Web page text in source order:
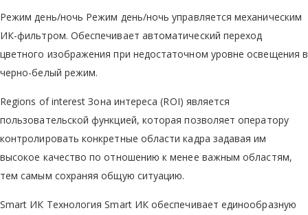
Режим день/ночь Режим день/ночь управляется механическим
ИК-фильтром. Обеспечивает автоматический переход
цветного изображения при недостаточном уровне освещения в
черно-белый режим.
Regions of interest Зона интереса (ROI) является
пользовательской функцией, которая позволяет оператору
контролировать конкретные области кадра задавая им
высокое качество по отношению к менее важным областям,
тем самым сохраняя общую ситуацию.
Smart ИК Технология Smart ИК обеспечивает единообразную